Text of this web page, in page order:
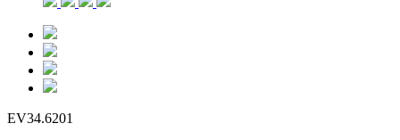
EV34.6201